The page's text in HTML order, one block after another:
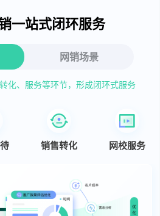
一站式闭环服务
网销场景
化、服务等环节，形成闭环式服务
销售转化 网校服务